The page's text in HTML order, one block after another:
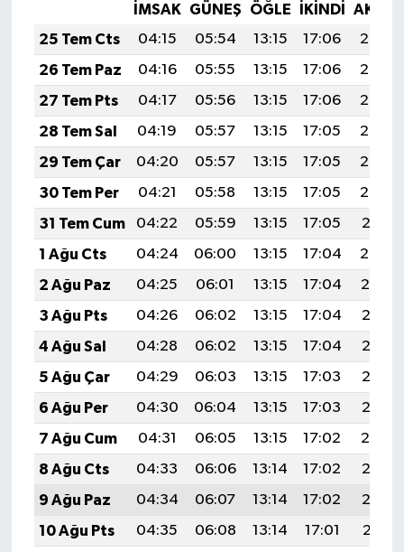
İMSAK GÜNEŞ ÖĞLE İKINDI
25 Tem Cts
04:15 05:54 13:15 17:06
20:26
26 Tem Paz
04:16 05:55 13:15 17:06
20:26
27 Tem Pts
04:17 05:56 13:15 17:06
20:25
28 Tem Sal
04:19 05:57 13:15 17:05
20:24
29 Tem Çar
04:20 05:57 13:15 17:05
20:23
30 Tem Per
04:21 05:58 13:15 17:05
20:22
31 Tem Cum
04:22 05:59 13:15 17:05
20:21
1 Ağu Cts
04:24 06:00 13:15 17:04
20:20
2 Ağu Paz
04:25 06:01 13:15 17:04
20:19
3 Ağu Pts
04:26 06:02 13:15 17:04
20:18
4 Ağu Sal
04:28 06:02 13:15 17:04
20:17
5 Ağu Çar
04:29 06:03 13:15 17:03
20:16
6 Ağu Per
04:30 06:04 13:15 17:03
20:15
7 Ağu Cum
04:31 06:05 13:15 17:02
20:14
8 Ağu Cts
04:33 06:06 13:14 17:02
20:13
9 Ağu Paz
04:34 06:07 13:14 17:02
20:12
10 Ağu Pts
04:35 06:08 13:14 17:01
20:11